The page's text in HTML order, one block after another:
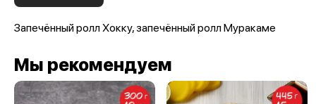
Запечённый ролл Хокку, запечённый ролл Муракаме
Мы рекомендуем